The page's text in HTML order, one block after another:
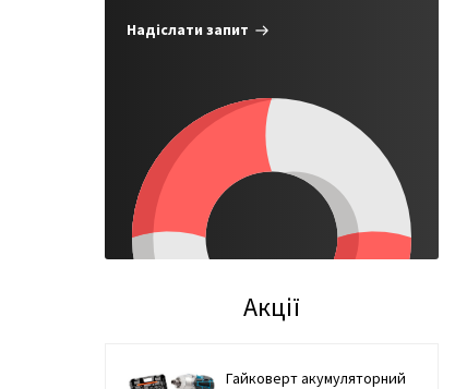
Надіслати запит
Акції
Гайковерт акумуляторний